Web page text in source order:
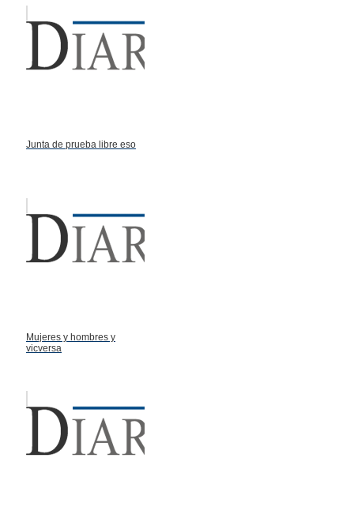
Junta de prueba libre eso
Mujeres y hombres y
vicversa